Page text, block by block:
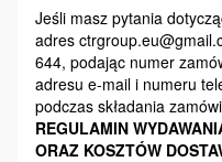
Jeśli masz pytania
adres
644, podając numer
adresu e-mail i numeru
podczas składania
REGULAMIN
ORAZ KOSZTÓW